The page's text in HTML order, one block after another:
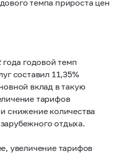
темпа прироста цен
года годовой темп
составил 11,35%
вклад в такую
тарифов
снижение количества
отдыха.
увеличение тарифов